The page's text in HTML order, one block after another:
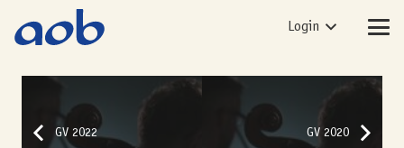
Login
GV 2022 GV 2020